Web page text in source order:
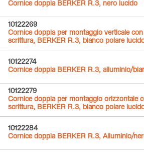
Cornice doppia BERKER R.3, nero lucido
10122269
Cornice doppia per montaggio verticale
scrittura, BERKER R.3, bianco polare
10122274
Cornice doppia BERKER R.3, alluminio/
10122279
Cornice doppia per montaggio orizzontale
scrittura, BERKER R.3, bianco polare
10122284
Cornice doppia BERKER R.3, Alluminio/